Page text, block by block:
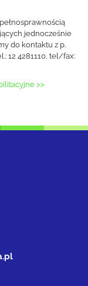
jednocześnie
do kontaktu z p.
12 4281110, tel/fax:
>>